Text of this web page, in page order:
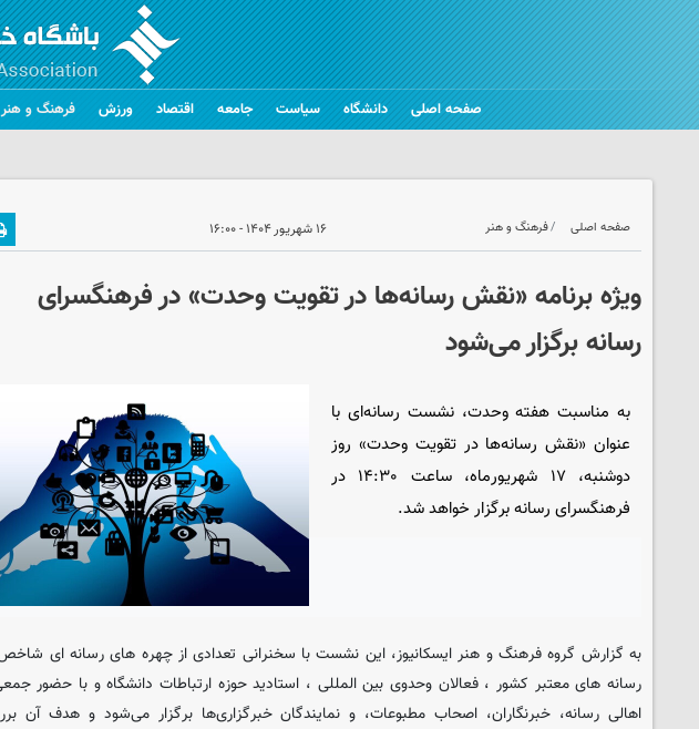
صفحه اصلی دانشگاه سیاست جامعه اقتصاد ورزش فرهنگ و هنر
صفحه اصلی فرهنگ و هنر ۱۶ شهریور ۱۴۰۴ - ۱۶:۰۰
ویژه برنامه «نقش رسانه‌ها در تقویت وحدت» در فرهنگسرای
رسانه برگزار می‌شود
به مناسبت هفته وحدت، نشست رسانه‌ای با
عنوان «نقش رسانه‌ها در تقویت وحدت» روز
دوشنبه، ۱۷ شهریورماه، ساعت ۱۴:۳۰ در
فرهنگسرای رسانه برگزار خواهد شد.
به گزارش گروه فرهنگ و هنر ایسکانیوز، این نشست با سخنرانی تعدادی از چهره های رسانه ای
رسانه های معتبر کشور ، فعالان وحدوی بین المللی ، استادید حوزه ارتباطات دانشگاه و با حضور
اهالی رسانه، خبرنگاران، اصحاب مطبوعات، و نمایندگان خبرگزاری‌ها برگزار می‌شود و هدف آن